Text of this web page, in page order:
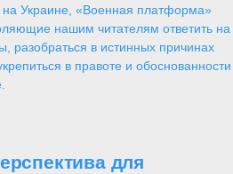
на Украине, «Военная платформа»
нашим читателям ответить на
разобраться в истинных причинах
в правоте и обоснованности
для